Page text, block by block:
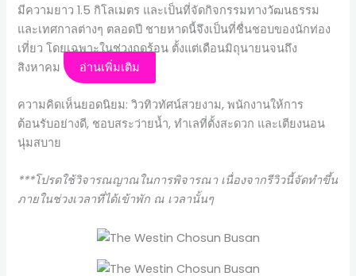
มีความยาว 1.5 กิโลเมตร และเป็นที่จัดกิจกรรมทางวัฒนธรรม
และเทศกาลต่างๆ ตลอดปี ชายหาดนี้จึงเป็นที่ชื่นชอบของนักท่อง
เที่ยว โดยเฉพาะในช่วงฤดูร้อน ตั้งแต่เดือนมิถุนายนจนถึง
สิงหาคม
อ่านเพิ่มเติม
ความคิดเห็นยอดนิยม: วิวทิวทัศน์สวยงาม, พนักงานให้การ
ต้อนรับอย่างดี, ชอบสระว่ายน้ำ, ทำเลที่ตั้งสะดวก และเตียงนอน
นุ่มสบาย
***โปรดใช้วิจารณญาณในการพิจารณา เนื่องจากรีวิวนี้จัดทำขึ้น
ภายในช่วงเวลาที่ได้เข้าพัก ณ เวลานั้นๆ